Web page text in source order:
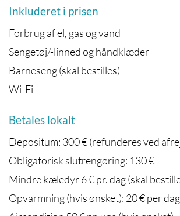
Inkluderet i prisen
Forbrug af el, gas og vand
Sengetøj/-linned og håndklæder
Barneseng (skal bestilles)
Wi-Fi
Betales lokalt
Depositum: 300 € (refunderes ved
Obligatorisk slutrengøring: 130 €
Mindre kæledyr 6 € pr. dag (skal
Opvarmning (hvis ønsket): 20 € per dag